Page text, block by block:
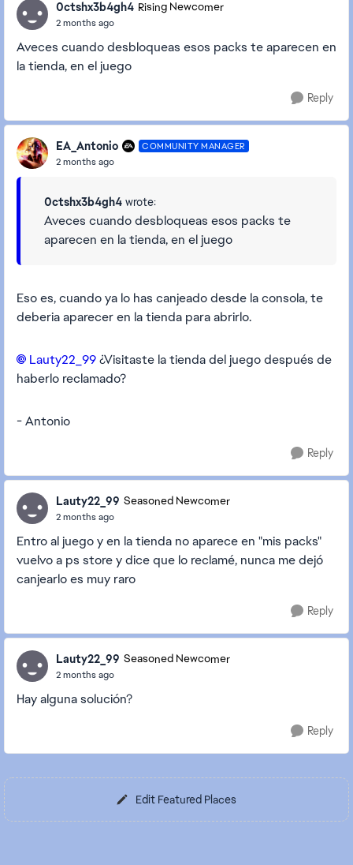
0ctshx3b4gh4 Rising Newcomer
2 months ago
Aveces cuando desbloqueas esos packs te aparecen en
la tienda, en el juego
Reply
EA_Antonio COMMUNITY MANAGER
2 months ago
0ctshx3b4gh4 wrote:
Aveces cuando desbloqueas esos packs te
aparecen en la tienda, en el juego
Eso es, cuando ya lo has canjeado desde la consola, te
deberia aparecer en la tienda para abrirlo.
Lauty22_99​¿Visitaste la tienda del juego después de
haberlo reclamado?
- Antonio
Reply
Lauty22_99 Seasoned Newcomer
2 months ago
Entro al juego y en la tienda no aparece en "mis packs"
vuelvo a ps store y dice que lo reclamé, nunca me dejó
canjearlo es muy raro
Reply
Lauty22_99 Seasoned Newcomer
2 months ago
Hay alguna solución?
Reply
Edit Featured Places